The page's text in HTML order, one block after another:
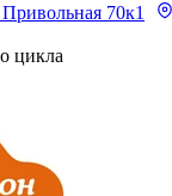
70к1
цикла